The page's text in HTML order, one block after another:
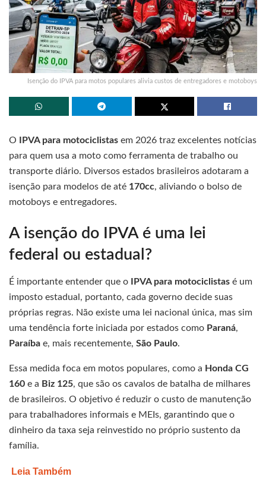
Isenção do IPVA para motos populares alivia custos de entregadores e motoboys
O IPVA para motociclistas em 2026 traz excelentes notícias
para quem usa a moto como ferramenta de trabalho ou
transporte diário. Diversos estados brasileiros adotaram a
isenção para modelos de até 170cc, aliviando o bolso de
motoboys e entregadores.
A isenção do IPVA é uma lei
federal ou estadual?
É importante entender que o IPVA para motociclistas é um
imposto estadual, portanto, cada governo decide suas
próprias regras. Não existe uma lei nacional única, mas sim
uma tendência forte iniciada por estados como Paraná,
Paraíba e, mais recentemente, São Paulo.
Essa medida foca em motos populares, como a Honda CG
160 e a Biz 125, que são os cavalos de batalha de milhares
de brasileiros. O objetivo é reduzir o custo de manutenção
para trabalhadores informais e MEIs, garantindo que o
dinheiro da taxa seja reinvestido no próprio sustento da
família.
Leia Também